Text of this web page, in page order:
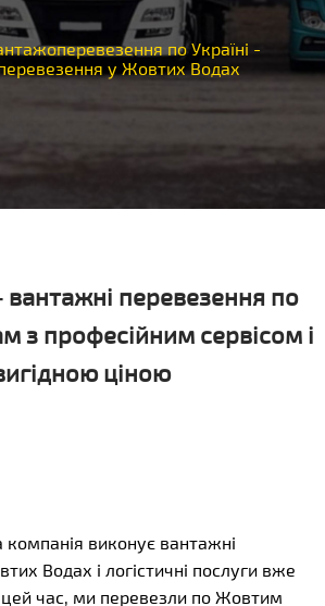
по Україні -
у Жовтих Водах
перевезення по
з професійним сервісом і
ціною
виконує вантажні
Водах і логістичні послуги вже
цей час, ми перевезли по Жовтим